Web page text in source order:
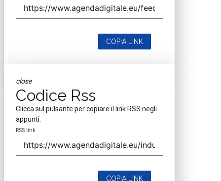
COPIA LINK
close
Codice Rss
Clicca sul pulsante per copiare il link RSS negli
appunti.
RSS link
COPIA LINK